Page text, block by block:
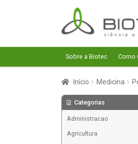
Pular
para
navegação
Pular
para
o
conteúdo
Sobre a Biotec Como
Início Medicina
Categorias
Administracao
Agricultura